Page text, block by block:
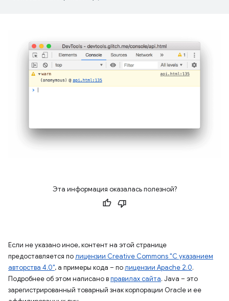
Эта информация оказалась полезной?
Если не указано иное, контент на этой странице
предоставляется полицензии Creative Commons "С указанием
авторства 4.0", а примеры кода – полицензии Apache 2.0.
Подробнее об этом написано вправилах сайта. Java – это
зарегистрированный товарный знак корпорации Oracle и ее